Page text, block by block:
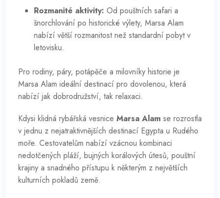
Rozmanité aktivity: Od pouštních safari a
šnorchlování po historické výlety, Marsa Alam
nabízí větší rozmanitost než standardní pobyt v
letovisku.
Pro rodiny, páry, potápěče a milovníky historie je
Marsa Alam ideální destinací pro dovolenou, která
nabízí jak dobrodružství, tak relaxaci.
Kdysi klidná rybářská vesnice Marsa Alam se rozrostla
v jednu z nejatraktivnějších destinací Egypta u Rudého
moře. Cestovatelům nabízí vzácnou kombinaci
nedotčených pláží, bujných korálových útesů, pouštní
krajiny a snadného přístupu k některým z největších
kulturních pokladů země.